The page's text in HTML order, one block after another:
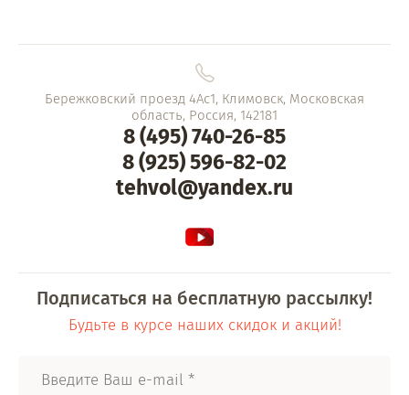
Бережковский проезд 4Ас1, Климовск, Московская
область, Россия, 142181
8 (495) 740-26-85
8 (925) 596-82-02
tehvol@yandex.ru
Подписаться на бесплатную рассылку!
Будьте в курсе наших скидок и акций!